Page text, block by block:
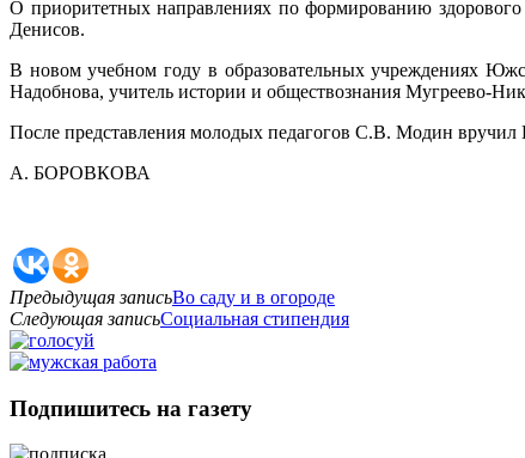
О приоритетных направлениях по формированию здорового
Денисов.
В новом учебном году в образовательных учреждениях
Надобнова, учитель истории и обществознания Мугреево-
После представления молодых педагогов С.В. Модин
А. БОРОВКОВА
Предыдущая записьВо саду и в огороде
Следующая записьСоциальная стипендия
Подпишитесь на газету